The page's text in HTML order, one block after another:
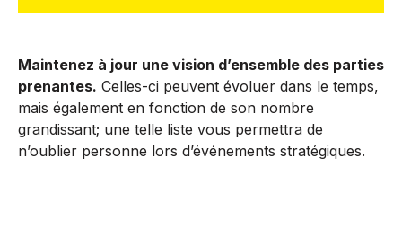
Maintenez à jour une vision d’ensemble des parties
prenantes. Celles-ci peuvent évoluer dans le temps,
mais également en fonction de son nombre
grandissant; une telle liste vous permettra de
n’oublier personne lors d’événements stratégiques.